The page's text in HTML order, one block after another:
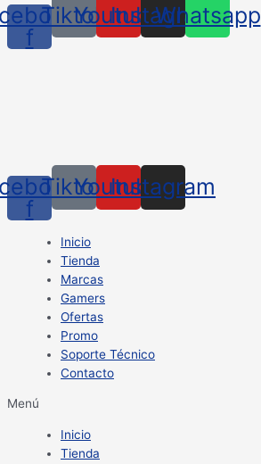
f
TiktokYoutube
Instagram
Whatsapp
f
TiktokYoutube
Instagram
Inicio
Tienda
Marcas
Gamers
Ofertas
Promo
Soporte Técnico
Contacto
Menú
Inicio
Tienda